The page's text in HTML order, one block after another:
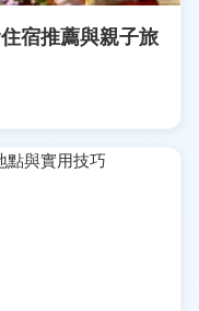
宿推薦與親子旅